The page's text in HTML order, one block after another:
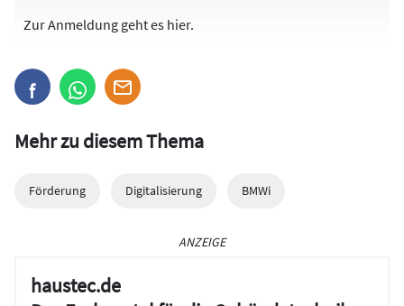
Zur Anmeldung geht es hier.
Mehr zu diesem Thema
Förderung Digitalisierung BMWi
ANZEIGE
haustec.de